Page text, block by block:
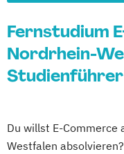
Fernstudium
Nordrhein-
Studienführer
Du willst E-Commerce
Westfalen